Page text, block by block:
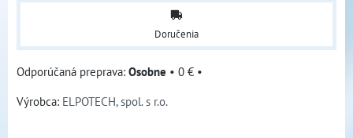
Doručenia
Osobne • 0 € •
Výrobca: ELPOTECH, spol. s r.o.